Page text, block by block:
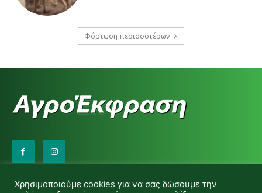
Φόρτωση περισσοτέρων
d.makas@yahoo.gr
Χρησιμοποιούμε cookies για να σας δώσουμε την